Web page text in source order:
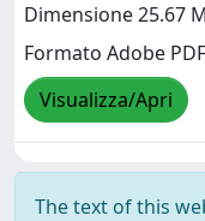
Dimensione 25.67
Formato Adobe PDF
Visualizza/Apri
The text of this